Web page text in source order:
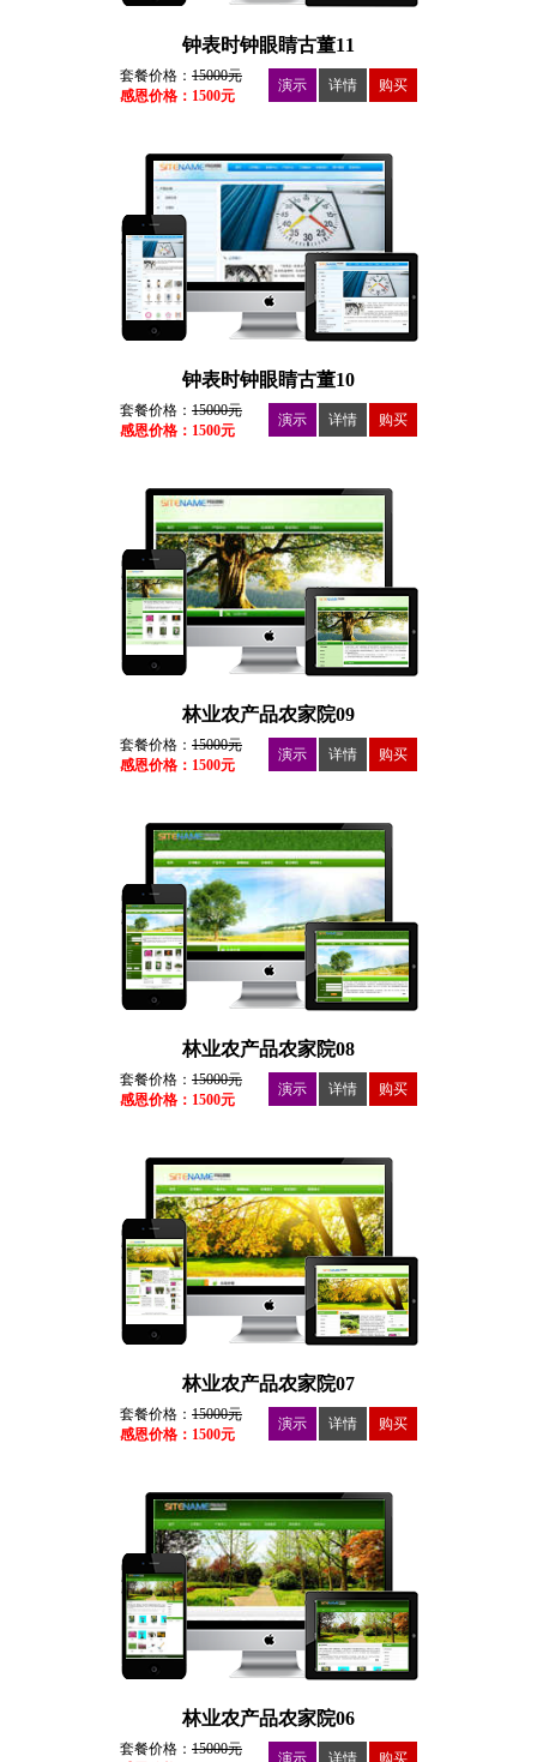
钟表时钟眼睛古董11
套餐价格： 15000元
感恩价格：1500元
演示 详情 购买
钟表时钟眼睛古董10
套餐价格： 15000元
感恩价格：1500元
演示 详情 购买
林业农产品农家院09
套餐价格： 15000元
感恩价格：1500元
演示 详情 购买
林业农产品农家院08
套餐价格： 15000元
感恩价格：1500元
演示 详情 购买
林业农产品农家院07
套餐价格： 15000元
感恩价格：1500元
演示 详情 购买
林业农产品农家院06
套餐价格： 15000元
演示 详情 购买